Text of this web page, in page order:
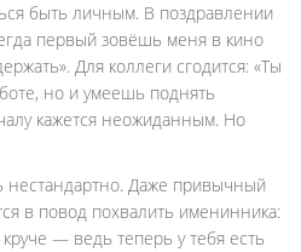
быть личным. В поздравлении
первый зовёшь меня в кино
Для коллеги сгодится: «Ты
но и умеешь поднять
кажется неожиданным. Но
нестандартно. Даже привычный
в повод похвалить именинника:
— ведь теперь у тебя есть